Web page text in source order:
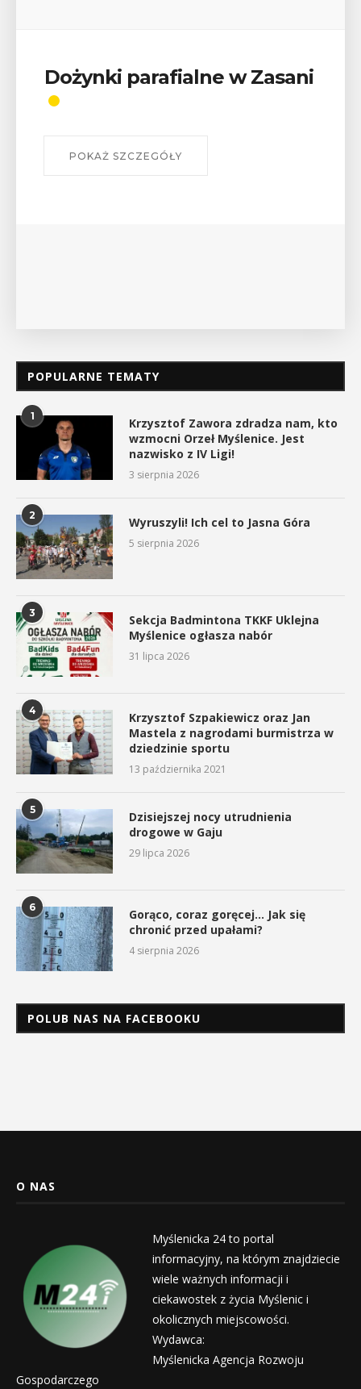
Dożynki parafialne w Zasani
POKAŻ SZCZEGÓŁY
POPULARNE TEMATY
1
Krzysztof Zawora zdradza nam, kto
wzmocni Orzeł Myślenice. Jest
nazwisko z IV Ligi!
3 sierpnia 2026
2 Wyruszyli! Ich cel to Jasna Góra
5 sierpnia 2026
3
Sekcja Badmintona TKKF Uklejna
Myślenice ogłasza nabór
31 lipca 2026
4
Krzysztof Szpakiewicz oraz Jan
Mastela z nagrodami burmistrza w
dziedzinie sportu
13 października 2021
5
Dzisiejszej nocy utrudnienia
drogowe w Gaju
29 lipca 2026
6
Gorąco, coraz goręcej… Jak się
chronić przed upałami?
4 sierpnia 2026
POLUB NAS NA FACEBOOKU
O NAS
Myślenicka 24 to portal
informacyjny, na którym znajdziecie
wiele ważnych informacji i
ciekawostek z życia Myślenic i
okolicznych miejscowości.
Wydawca:
Myślenicka Agencja Rozwoju
Gospodarczego